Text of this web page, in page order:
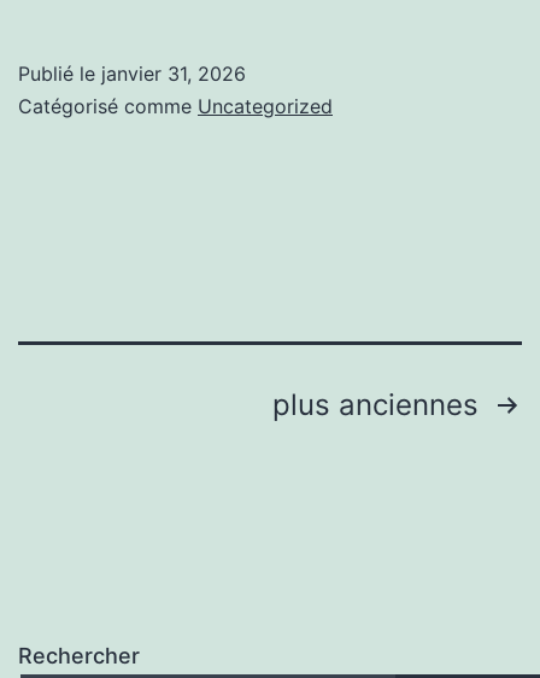
d’un
Publié le janvier 31, 2026
Catégorisé comme Uncategorized
plus anciennes
Rechercher